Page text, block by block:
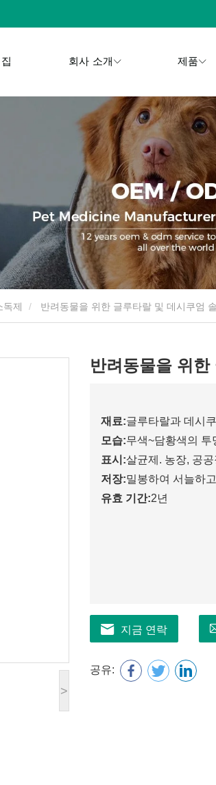
집 회사 소개 제품
독제 반려동물을 위한 글루타랄 및 데시쿠엄
>
반려동물을 위
재료:글루타랄과 데시
모습:무색~담황색의 투
표시:살균제. 농장, 공
저장:밀봉하여 서늘하
유효 기간:2년
지금 연락
공유: